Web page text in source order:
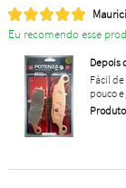
Eu recomendo esse
Depois
Fácil
pouco